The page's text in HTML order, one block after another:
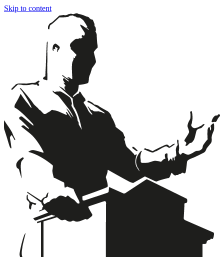
Skip to content